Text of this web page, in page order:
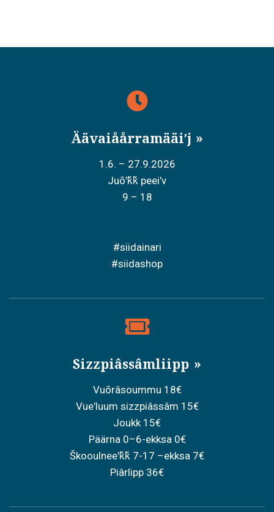
Äävaiåårramääiʹj
1.6. – 27.9.2026
Juõʹǩǩ peeiʹv
9 – 18
#siidainari
#siidashop
Sizzpiâssâmliipp
Vuõrâsoummu 18€
Vueʹluum sizzpiâssâm 15€
Joukk 15€
Päärna 0–6-ekksa 0€
Škooulneeʹǩǩ 7-17 –ekksa 7€
Piârlipp 36€